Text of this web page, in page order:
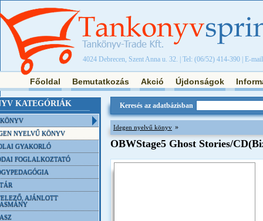
4024 Debrecen, Szent Anna u. 32. | Tel: (06/52) 414-390 | E-
Főoldal Bemutatkozás Akció Újdonságok
KATEGÓRIÁK
NYELVŰ KÖNYV
GYAKORLÓ
FOGLALKOZTATÓ
AJÁNLOTT
Keresés az adatbázisban
Idegen nyelvű könyv »
OBWStage5 Ghost Stories/